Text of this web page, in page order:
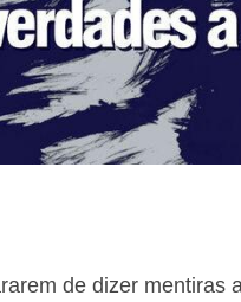
de dizer mentiras